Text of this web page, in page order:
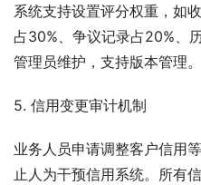
系统支持设置评分权重，如
占30%、争议记录占20%、
管理员维护，支持版本管理。
5. 信用变更审计机制
业务人员申请调整客户信用
止人为干预信用系统。所有